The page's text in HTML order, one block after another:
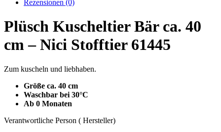
Rezensionen (0)
Plüsch Kuscheltier Bär ca. 40
cm – Nici Stofftier 61445
Zum kuscheln und liebhaben.
Größe ca. 40 cm
Waschbar bei 30°C
Ab 0 Monaten
Verantwortliche Person ( Hersteller)